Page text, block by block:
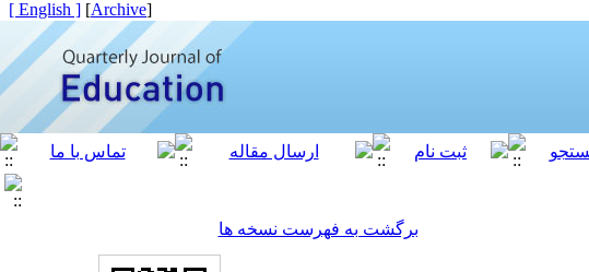
[
Archive
]
[ English ]
برگشت به فهرست نسخه ها